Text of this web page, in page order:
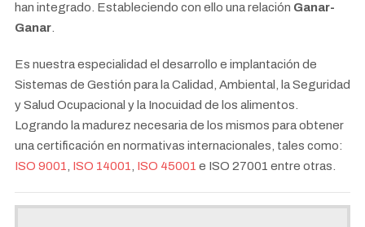
han integrado. Estableciendo con ello una relación Ganar-
Ganar.
Es nuestra especialidad el desarrollo e implantación de
Sistemas de Gestión para la Calidad, Ambiental, la Seguridad
y Salud Ocupacional y la Inocuidad de los alimentos.
Logrando la madurez necesaria de los mismos para obtener
una certificación en normativas internacionales, tales como:
ISO 9001
ISO 14001 ISO 45001 e ISO 27001 entre otras.